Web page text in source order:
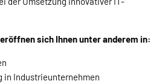
sich Ihnen unter anderem in:
Industrieunternehmen